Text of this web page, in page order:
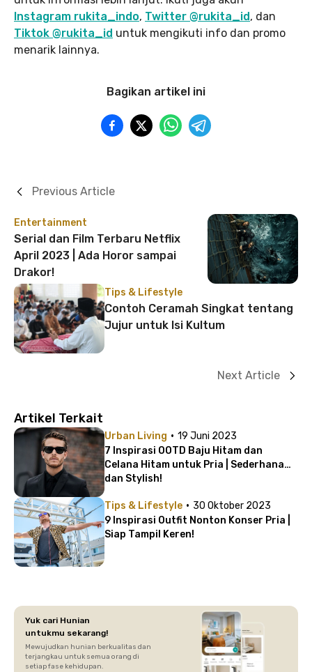
Instagram rukita_indo, Twitter @rukita_id , dan
Tiktok @rukita_id untuk mengikuti info dan promo
menarik lainnya.
Bagikan artikel ini
Entertainment
Serial dan Film Terbaru Netflix
April 2023 | Ada Horor sampai
Drakor!
Previous Article
Tips & Lifestyle
Contoh Ceramah Singkat tentang
Jujur untuk Isi Kultum
Next Article
Artikel Terkait
Urban Living · 19 Juni 2023
7 Inspirasi OOTD Baju Hitam dan
Celana Hitam untuk Pria | Sederhana
dan Stylish!
Tips & Lifestyle · 30 Oktober 2023
9 Inspirasi Outfit Nonton Konser Pria |
Siap Tampil Keren!
Yuk cari Hunian
untukmu sekarang!
Mewujudkan hunian berkualitas dan
terjangkau untuk semua orang di
setiap fase kehidupan.